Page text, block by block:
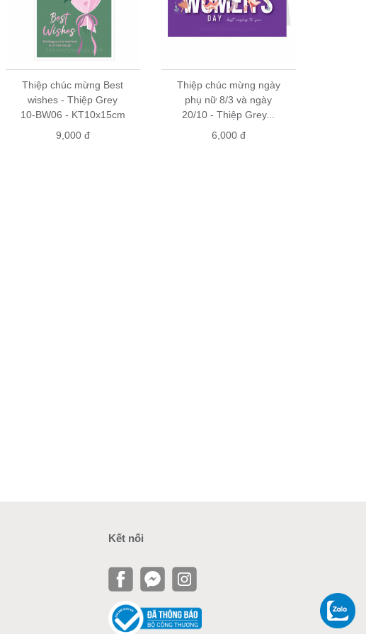
Thiệp chúc mừng Best
wishes - Thiệp Grey
10-BW06 - KT10x15cm
9,000 đ
Thiệp chúc mừng ngày
phụ nữ 8/3 và ngày
20/10 - Thiệp Grey...
6,000 đ
Kết nối